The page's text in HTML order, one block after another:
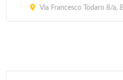
Via Francesco Todaro 8/a,